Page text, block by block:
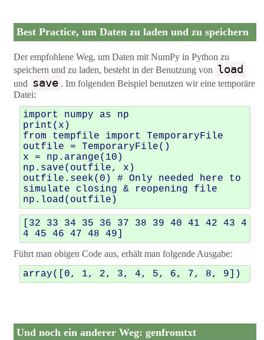
Best Practice, um Daten zu laden und zu speichern
Der empfohlene Weg, um Daten mit NumPy in Python zu
speichern und zu laden, besteht in der Benutzung von load
und save . Im folgenden Beispiel benutzen wir eine temporäre
Datei:
import numpy as
np
print ( x )
from
tempfile import
TemporaryFile
outfile
= TemporaryFile()
x
= np . arange( 10 )
np . save( outfile, x )
outfile . seek( 0 )
# Only needed here to
simulate closing & reopening file
np . load( outfile )
[32 33 34 35 36 37 38 39 40 41 42 43 4
Führt man obigen Code aus, erhält man folgende Ausgabe:
array([0, 1, 2, 3, 4, 5, 6, 7, 8, 9])
Und noch ein anderer Weg: genfromtxt